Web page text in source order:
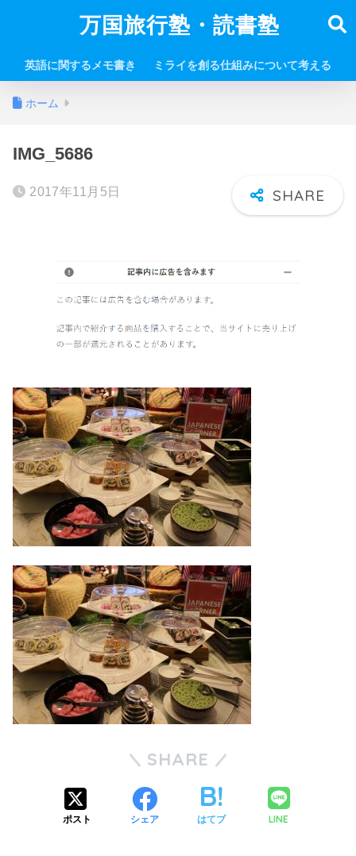
万国旅行塾・読書塾
英語に関するメモ書き ミライを創る仕組みについて考える
ホーム
IMG_5686
2017年11月5日
SHARE
ポスト シェア はてブ LINE